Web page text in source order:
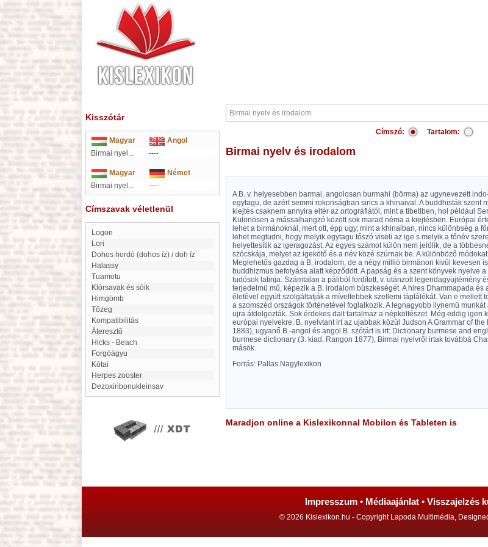
Kisszótár
Magyar
Angol
Birmai nyel...
----
Magyar
Német
Birmai nyel...
----
Címszavak véletlenül
Logon
Lori
Dohos hordó (dohos íz) / doh íz
Halassy
Tuamotu
Klórsavak és sóik
Himgömb
Tőzeg
kompatibilitás
Áteresztő
Hicks - Beach
Forgóágyu
Kótai
herpes zooster
dezoxiribonukleinsav
Címszó: Tartalom:
Birmai nyelv és irodalom
A B. v. helyesebben barmai, angolosan burmahi (börma) az ugynevezett
egytagu, de azért semmi rokonságban sincs a khinaival. A buddhisták szent
kiejtés csaknem annyira eltér az ortográfiától, mint a tibetiben, hol például
Különösen a mássalhangzó között sok marad néma a kiejtésben. Európai
lehet a birmánoknál, mert ott, épp ugy, mint a khinaiban, nincs különbség a
lehet megtudni, hogy melyik egytagu tőszó viseli az ige s melyik a főnév
helyettesítik az igeragozást. Az egyes számot külön nem jelölik, de a
szócskája, melyet az igekötő és a név közé szúrnak be. A különböző
Meglehetős gazdag a B. irodalom, de a négy millió birmánon kivül kevesen
buddhizmus befolyása alatt képződött. A papság és a szent könyvek nyelve
tudósok latinja. Számtalan a páliból fordított, v. utánzott legendagyüjtémény
terjedelmü mű, képezik a B. irodalom büszkeségét. A hires Dhammapada
életével együtt szolgáltatják a míveltebbek szellemi táplálékát. Van e mellett
a szomszéd országok történetével foglalkozik. A legnagyobb ilynemü
ujra átdolgozták. Sok érdekes dalt tartalmaz a népköltészet. Még eddig igen
európai nyelvekre. B. nyelvtant irt az ujabbak közül Judson A Grammar of
1883), ugyanő B.-angol és angol B. szótárt is irt: Dictionary burmese and
burmese dictionary (3. kiad. Rangon 1877), Birmai nyelvről irtak továbbá
mások.
Forrás: Pallas Nagylexikon
Maradjon online a Kislexikonnal Mobilon és Tableten is
Impresszum • Médiaajánlat • Visszajelzés
© 2026 Kislexikon.hu - Copyright Lapoda Multimédia,